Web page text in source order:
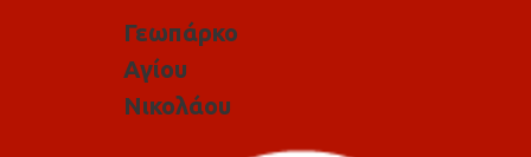
Γεωπάρκο
Αγίου
Νικολάου